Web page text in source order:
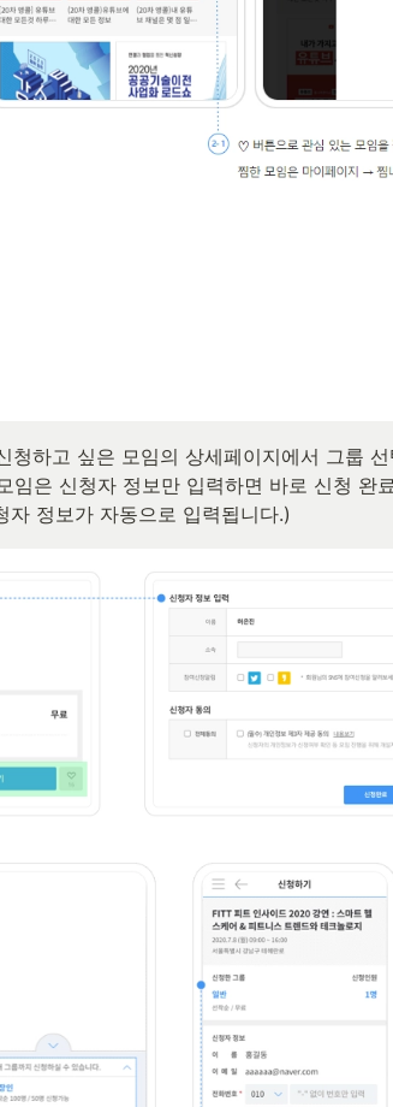
청하고 싶은 모임의 상세페이지에서 그룹
임은 신청자 정보만 입력하면 바로 신청 완
정보가 자동으로 입력됩니다.)